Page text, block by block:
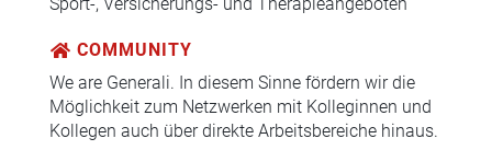
COMMUNITY
We are Generali. In diesem Sinne fördern wir die
Möglichkeit zum Netzwerken mit Kolleginnen und
Kollegen auch über direkte Arbeitsbereiche hinaus.